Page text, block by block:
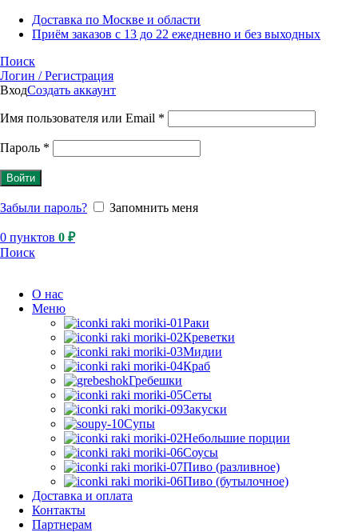
Доставка по Москве и области
Приём заказов с 13 до 22 ежедневно и без выходных
Поиск
Логин / Регистрация
ВходСоздать аккаунт
Имя пользователя или Email *
Пароль *
Войти
Забыли пароль? Запомнить меня
0 пунктов 0 ₽
Поиск
О нас
Меню
Раки
Креветки
Мидии
Краб
Гребешки
Сеты
Закуски
Супы
Небольшие порции
Соусы
Пиво (разливное)
Пиво (бутылочное)
Доставка и оплата
Контакты
Партнерам